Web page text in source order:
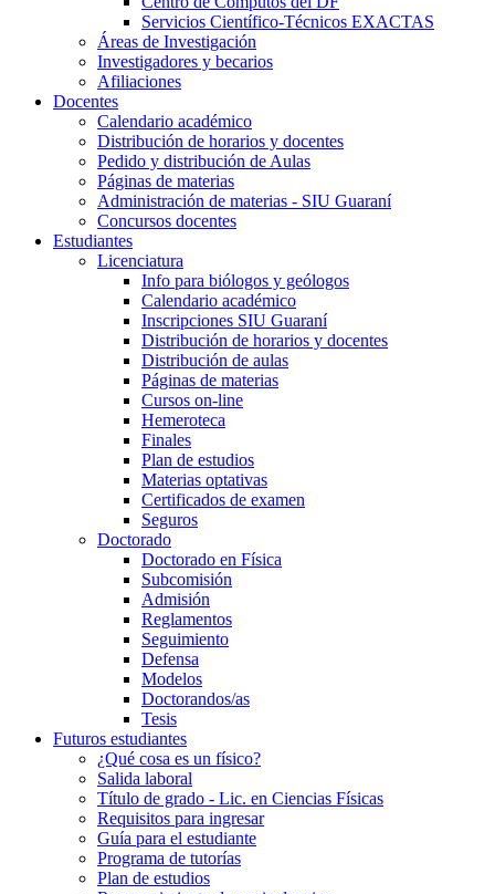
Servicios Científico-Técnicos EXACTAS
Áreas de Investigación
Investigadores y becarios
Afiliaciones
Docentes
Calendario académico
Distribución de horarios y docentes
Pedido y distribución de Aulas
Páginas de materias
Administración de materias - SIU Guaraní
Concursos docentes
Estudiantes
Licenciatura
Info para biólogos y geólogos
Calendario académico
Inscripciones SIU Guaraní
Distribución de horarios y docentes
Distribución de aulas
Páginas de materias
Cursos on-line
Hemeroteca
Finales
Plan de estudios
Materias optativas
Certificados de examen
Seguros
Doctorado
Doctorado en Física
Subcomisión
Admisión
Reglamentos
Seguimiento
Defensa
Modelos
Doctorandos/as
Tesis
Futuros estudiantes
¿Qué cosa es un físico?
Salida laboral
Título de grado - Lic. en Ciencias Físicas
Requisitos para ingresar
Guía para el estudiante
Programa de tutorías
Plan de estudios